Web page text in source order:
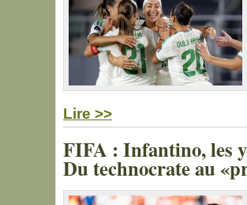
Lire >>
FIFA : Infantino, les
Du technocrate au